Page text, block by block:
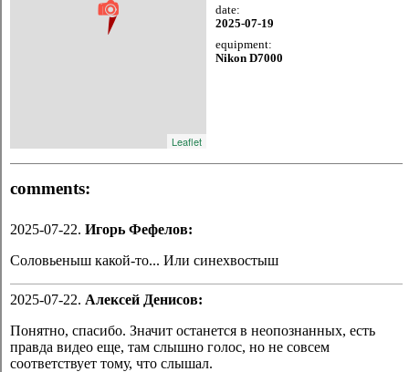
Leaflet
date:
2025-07-19
equipment:
Nikon D7000
comments:
2025-07-22. Игорь Фефелов:
Соловьеныш какой-то... Или синехвостыш
2025-07-22. Алексей Денисов:
Понятно, спасибо. Значит останется в неопознанных, есть
правда видео еще, там слышно голос, но не совсем
соответствует тому, что слышал.